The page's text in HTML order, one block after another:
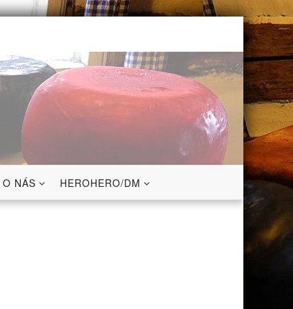
O NÁS HEROHERO/DM